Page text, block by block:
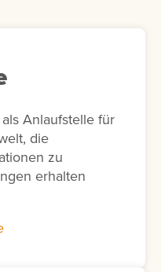
die KI
Nutzer vor. Ist
Interessen
Anlaufstelle für
die
zu
erhalten